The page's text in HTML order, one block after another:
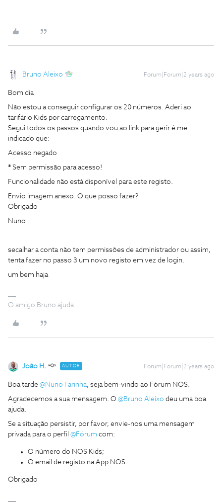
Bruno Aleixo Forum|Forum|2 years ago
Bom dia
Não estou a conseguir configurar os 20 números. Aderi ao
tarifário Kids por carregamento.
Segui todos os passos quando vou ao link para gerir é me
indicado que:
Acesso negado
® Sem permissão para acesso!
Funcionalidade não está disponível para este registo.
Envio imagem anexo. O que posso fazer?
Obrigado
Nuno
secalhar a conta não tem permissões de administrador ou assim,
tenta fazer no passo 3 um novo registo em vez de login.
um bem haja
O amigo Bruno ajuda
João H. AUTOR Forum|Forum|2 years ago
Boa tarde @Nuno Farinha, seja bem-vindo ao Fórum NOS.
Agradecemos a sua mensagem. O @Bruno Aleixo deu uma boa
ajuda.
Se a situação persistir, por favor, envie-nos uma mensagem
privada para o perfil @Fórum com:
O número do NOS Kids;
O email de registo na App NOS.
Obrigado